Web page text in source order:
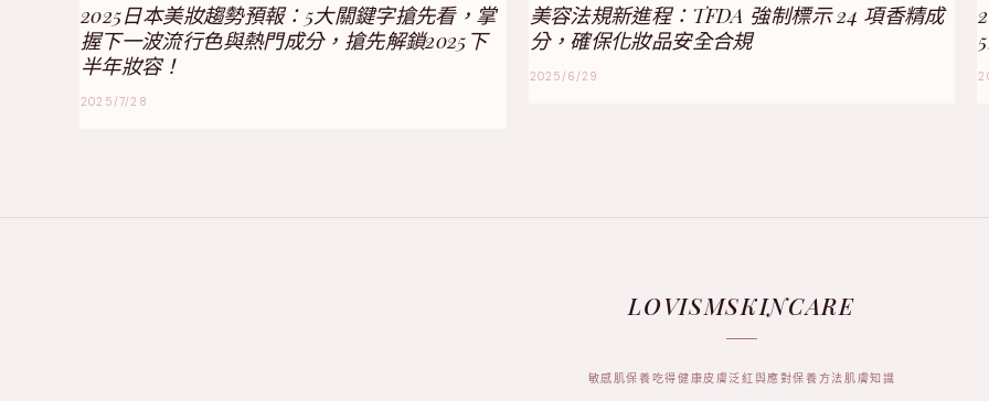
2025日本美妝趨勢預報：5大關鍵字搶先看，掌
握下一波流行色與熱門成分，搶先解鎖2025下
半年妝容！
2025/7/28
美容法規新進程：TFDA 強制標示 24 項香精成
分，確保化妝品安全合規
2025/6/29
LOVISMSKINCARE
敏感肌保養吃得健康皮膚泛紅與應對保養方法肌膚知識